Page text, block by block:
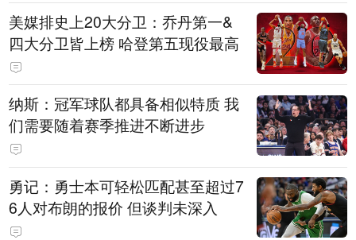
美媒排史上20大分卫：乔丹第一&
四大分卫皆上榜 哈登第五现役最高
纳斯：冠军球队都具备相似特质 我
们需要随着赛季推进不断进步
勇记：勇士本可轻松匹配甚至超过7
6人对布朗的报价 但谈判未深入